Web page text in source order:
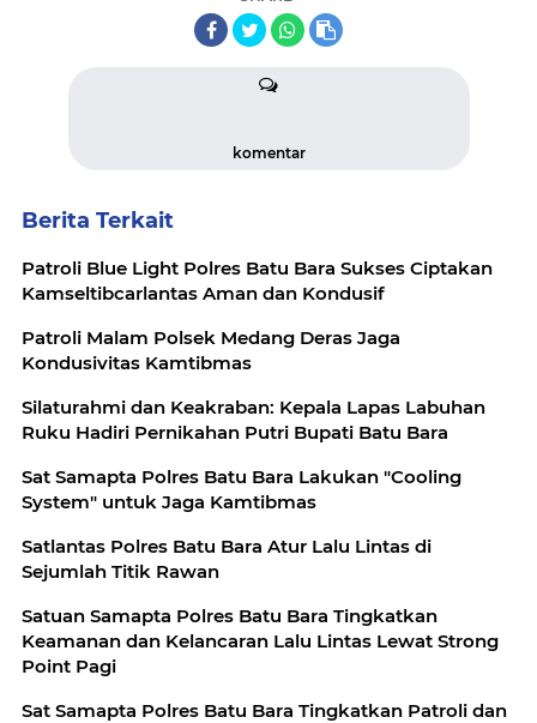
komentar
Berita Terkait
Patroli Blue Light Polres Batu Bara Sukses Ciptakan
Kamseltibcarlantas Aman dan Kondusif
Patroli Malam Polsek Medang Deras Jaga
Kondusivitas Kamtibmas
Silaturahmi dan Keakraban: Kepala Lapas Labuhan
Ruku Hadiri Pernikahan Putri Bupati Batu Bara
Sat Samapta Polres Batu Bara Lakukan "Cooling
System" untuk Jaga Kamtibmas
Satlantas Polres Batu Bara Atur Lalu Lintas di
Sejumlah Titik Rawan
Satuan Samapta Polres Batu Bara Tingkatkan
Keamanan dan Kelancaran Lalu Lintas Lewat Strong
Point Pagi
Sat Samapta Polres Batu Bara Tingkatkan Patroli dan